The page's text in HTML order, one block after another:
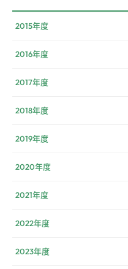
2015年度
2016年度
2017年度
2018年度
2019年度
2020年度
2021年度
2022年度
2023年度